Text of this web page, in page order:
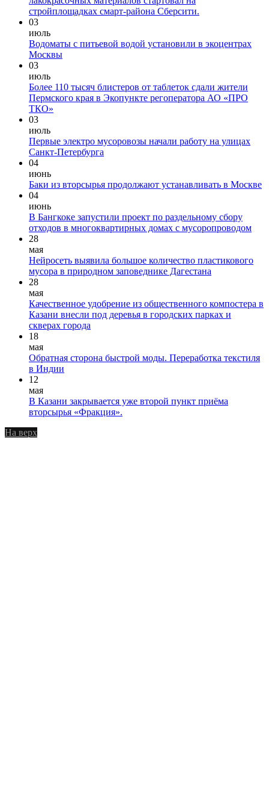
стройплощадках смарт-района Сберсити.
03
июль
Водоматы с питьевой водой установили в экоцентрах
Москвы
03
июль
Более 110 тысяч блистеров от таблеток сдали жители
Пермского края в Экопункте регоператора АО «ПРО
ТКО»
03
июль
Первые электро мусоровозы начали работу на улицах
Санкт-Петербурга
04
июнь
Баки из вторсырья продолжают устанавливать в Москве
04
июнь
В Бангкоке запустили проект по раздельному сбору
отходов в многоквартирных домах с мусоропроводом
28
мая
Нейросеть выявила большое количество пластикового
мусора в природном заповеднике Дагестана
28
мая
Качественное удобрение из общественного компостера в
Казани внесли под деревья в городских парках и
скверах города
18
мая
Обратная сторона быстрой моды. Переработка текстиля
в Индии
12
мая
В Казани закрывается уже второй пункт приёма
вторсырья «Фракция».
На верх